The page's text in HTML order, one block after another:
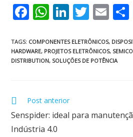
F
ac
e
b
k
W
h
at
s
p
Li
n
k
e
T
w
itt
er
E
m
ai
l
TAGS: COMPONENTES ELETRÔNICOS,
HARDWARE, PROJETOS ELETRÔNICOS,
DISTRIBUTION, SOLUÇÕES DE POTÊNCIA
Post anterior
Senspider: ideal para
Indústria 4.0